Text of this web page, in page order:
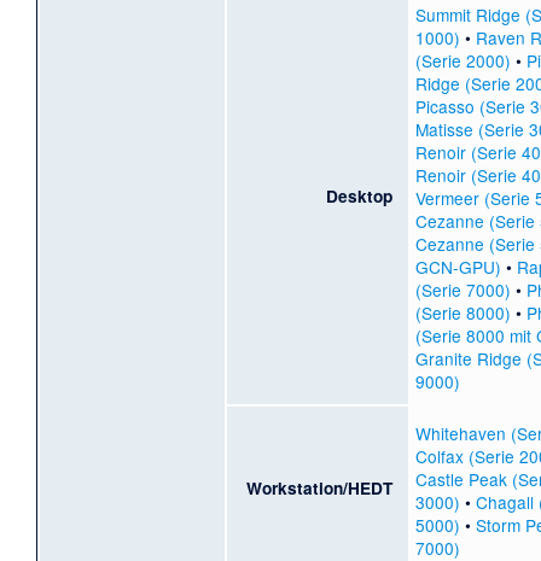
Desktop
Summit Ridge
1000) • Raven
(Serie 2000) •
Ridge (Serie
Picasso (Serie
Matisse (Serie
Renoir (Serie
Renoir (Serie
Vermeer (Serie
Cezanne (Serie
Cezanne (Serie
GCN-GPU) •
(Serie 7000) •
(Serie 8000) •
(Serie 8000 mit
Granite Ridge
9000)
Workstation/HEDT
Whitehaven
Colfax (Serie
Castle Peak
3000) • Chagall
5000) • Storm
7000)